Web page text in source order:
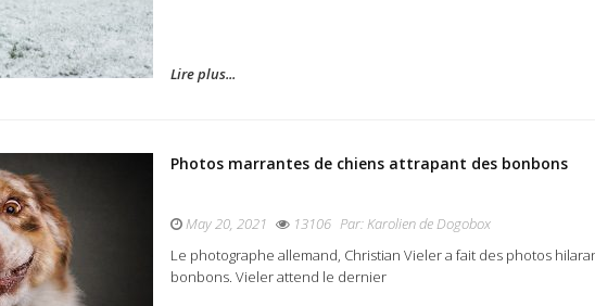
Lire plus...
Photos marrantes de chiens attrapant des bonbons
May 20, 2021 13106 Par:Karolien de Dogobox
Le photographe allemand, Christian Vieler a fait des photos
bonbons. Vieler attend le dernier